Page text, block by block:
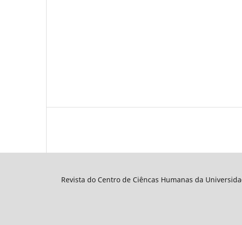
Revista do Centro de Ciêncas Humanas da